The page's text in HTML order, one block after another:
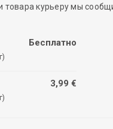
товара курьеру мы
Бесплатно
3,99 €